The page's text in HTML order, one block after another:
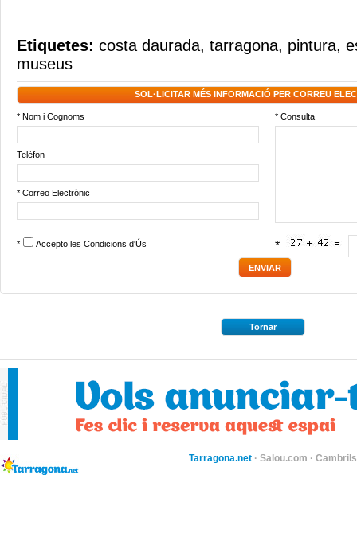
Etiquetes: costa daurada, tarragona, pintura,
museus
SOL·LICITAR MÉS INFORMACIÓ PER CORREU
* Nom i Cognoms * Consulta
Telèfon
* Correo Electrònic
* Accepto les Condicions d'Ús *
Tornar
Tarragona.net · Salou.com ·